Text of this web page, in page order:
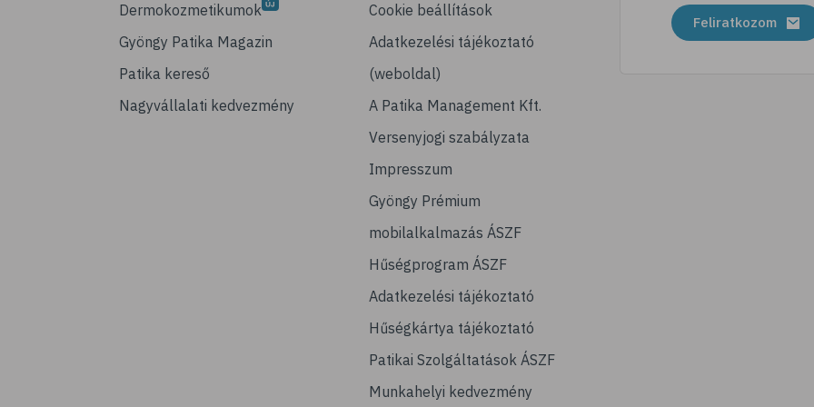
Dermokozmetikumok
Gyöngy Patika Magazin
Patika kereső
Nagyvállalati kedvezmény
Cookie beállítások
Adatkezelési tájékoztató
(weboldal)
A Patika Management Kft.
Versenyjogi szabályzata
Impresszum
Gyöngy Prémium
mobilalkalmazás ÁSZF
Hűségprogram ÁSZF
Adatkezelési tájékoztató
Hűségkártya tájékoztató
Patikai Szolgáltatások ÁSZF
Munkahelyi kedvezmény
Feliratkozom